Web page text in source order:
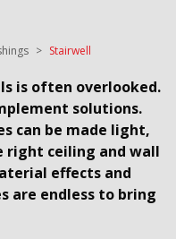
Stairwell
is often overlooked.
solutions.
can be made light,
right ceiling and wall
effects and
are endless to bring